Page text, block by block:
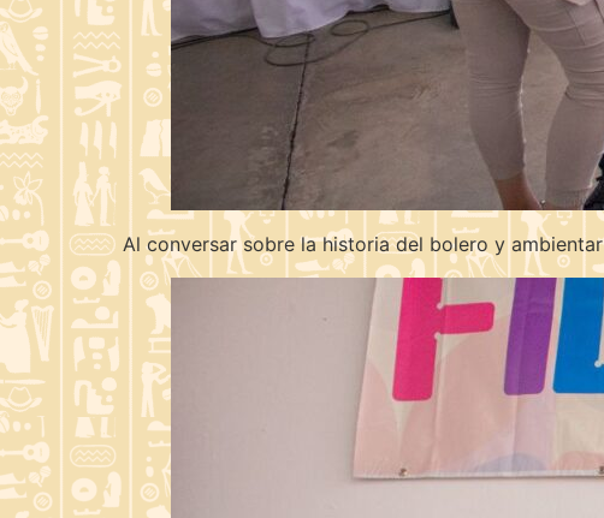
Al conversar sobre la historia del bolero y